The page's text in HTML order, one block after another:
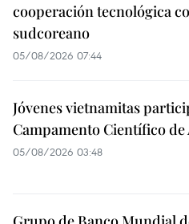
cooperación tecnológica
sudcoreano
05/08/2026 07:44
Jóvenes vietnamitas
Campamento Científico de
05/08/2026 03:48